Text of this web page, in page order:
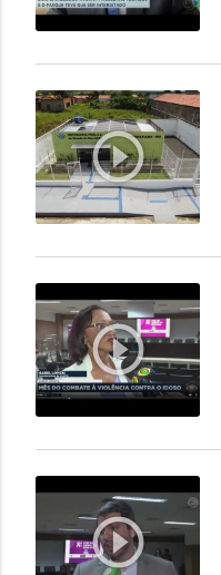
play_circle_outline
play_circle_outline
play_circle_outline